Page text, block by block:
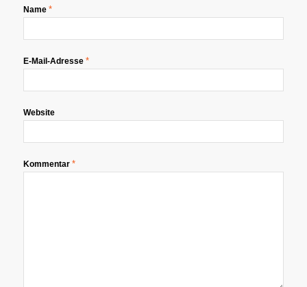
Name *
E-Mail-Adresse *
Website
Kommentar *